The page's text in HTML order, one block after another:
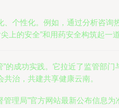
个性化。例如，通过分析咨
上的安全”和用药安全构筑起一
的成功实践。它拉近了监管部
治，共建共享健康云南。
理局”官方网站最新公布信息为